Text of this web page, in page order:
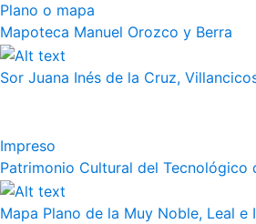
Plano o mapa
Mapoteca Manuel Orozco y Berra
Sor Juana Inés de la Cruz,
Impreso
Patrimonio Cultural del Tecnológico
Mapa Plano de la Muy Noble, Leal e